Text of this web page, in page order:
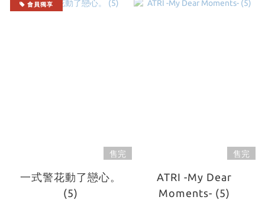
會員獨享
售完
一式警花動了戀心。
(5)
售完
ATRI -My Dear
Moments- (5)